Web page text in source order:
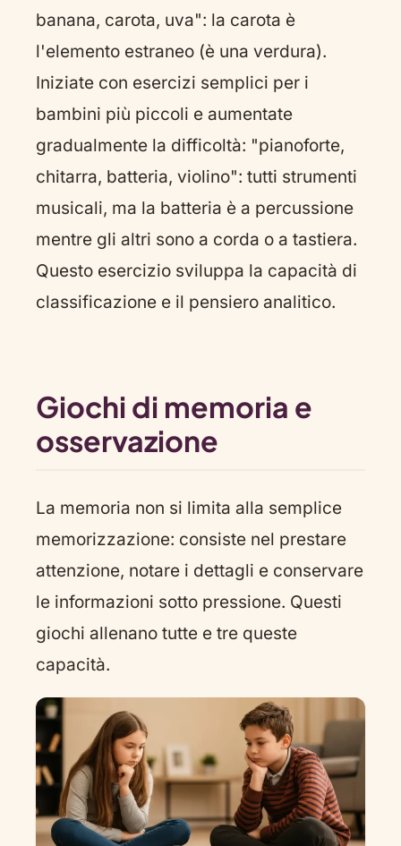
banana, carota, uva": la carota è
l'elemento estraneo (è una verdura).
Iniziate con esercizi semplici per i
bambini più piccoli e aumentate
gradualmente la difficoltà: "pianoforte,
chitarra, batteria, violino": tutti strumenti
musicali, ma la batteria è a percussione
mentre gli altri sono a corda o a tastiera.
Questo esercizio sviluppa la capacità di
classificazione e il pensiero analitico.
Giochi di memoria e
osservazione
La memoria non si limita alla semplice
memorizzazione: consiste nel prestare
attenzione, notare i dettagli e conservare
le informazioni sotto pressione. Questi
giochi allenano tutte e tre queste
capacità.